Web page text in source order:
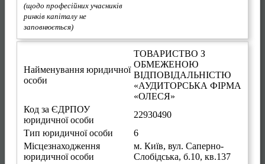
(щодо професійних учасників
ринків капіталу не
заповнюється)
Найменування юридичної
особи
ТОВАРИСТВО З
ОБМЕЖЕНОЮ
ВІДПОВІДАЛЬНІСТЮ
«АУДИТОРСЬКА ФІРМА
«ОЛЕСЯ»
Код за ЄДРПОУ
юридичної особи
22930490
Тип юридичної особи
6
Місцезнаходження
юридичної особи
м. Київ, вул. Саперно-
Слобідська, б.10, кв.137